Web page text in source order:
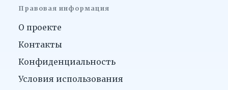
Правовая информация
О проекте
Контакты
Конфиденциальность
Условия использования